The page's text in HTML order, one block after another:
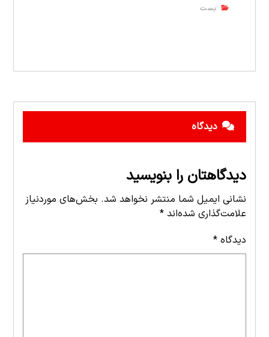
بست
دیدگاه
دیدگاهتان را بنویسید
نشانی ایمیل شما منتشر نخواهد شد. بخش‌های موردنیاز
علامت‌گذاری شده‌اند*
دیدگاه*